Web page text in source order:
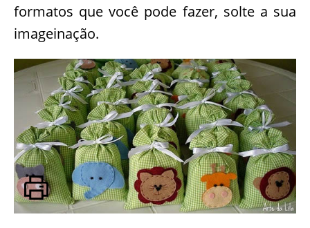
formatos que você pode fazer, solte a sua
imageinação.